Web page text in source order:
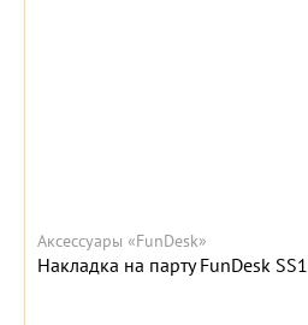
Аксессуары «FunDesk»
Накладка на парту FunDesk